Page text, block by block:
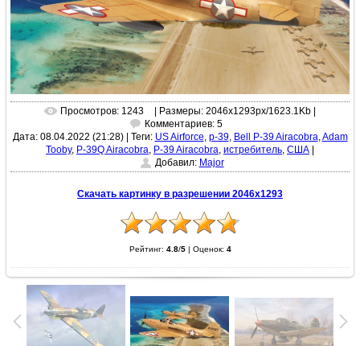
Просмотров: 1243
| Размеры: 2046x1293px/1623.1Kb |
Комментариев: 5
Дата: 08.04.2022 (21:28)| Теги: US Airforce p-39, Bell P-39 Airacobra Adam
Tooby, P-39Q Airacobra P-39 Airacobra истребитель США |
Добавил: Major
Скачать картинку в разрешении 2046x1293
Рейтинг: 4.8/5| Оценок: 4